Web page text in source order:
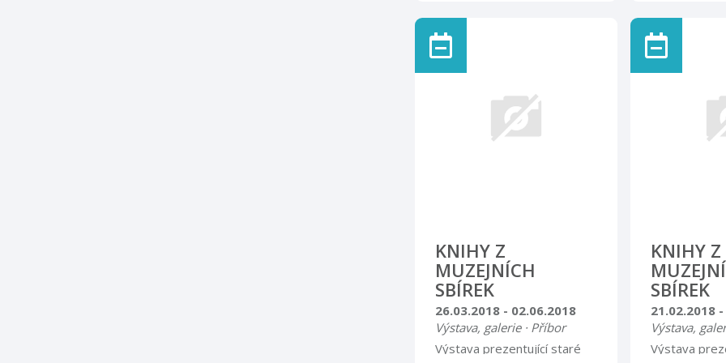
Výstava prezentující staré
tisky ze sbírek Muzea
Novojičínska Malý výstavní
Lidská
bezbřehá.
minulosti
oficiální plán
legendární
KNIHY Z
MUZEJNÍCH
SBÍREK
26.03.2018 - 02.06.2018
Výstava, galerie · Příbor
Výstava prezentující staré
KNIHY Z
SBÍREK
21.02.2018
Výstava,
Výstava